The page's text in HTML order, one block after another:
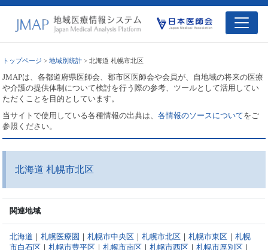
トップページ >地域別統計 > 北海道 札幌市北区
JMAPは、各都道府県医師会、郡市区医師会や会員が、自地域の将来の医療
や介護の提供体制について検討を行う際の参考、ツールとして活用してい
ただくことを目的としています。
当サイトで使用している各種情報の出典は、各情報のソースについてをご
参照ください。
北海道 札幌市北区
関連地域
北海道 ｜札幌医療圏 ｜札幌市中央区 ｜札幌市北区 ｜札幌市東区 ｜札幌
市白石区 ｜札幌市豊平区 ｜札幌市南区 ｜札幌市西区 ｜札幌市厚別区 ｜